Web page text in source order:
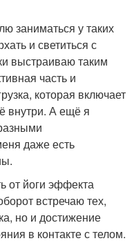
заниматься у таких
и светиться с
выстраиваю таким
часть и
которая включает
внутри. А ещё я
даже есть
от йоги эффекта
встречаю тех,
но и достижение
в контакте с телом.